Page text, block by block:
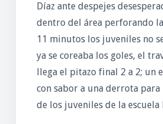
Díaz ante despejes
dentro del área perforando
11 minutos los juveniles no
ya se coreaba los goles, el
llega el pitazo final 2 a 2; un
con sabor a una derrota para
de los juveniles de la escuela